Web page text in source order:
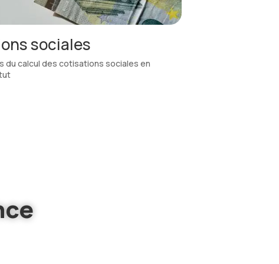
en détail et la différence entre les frais